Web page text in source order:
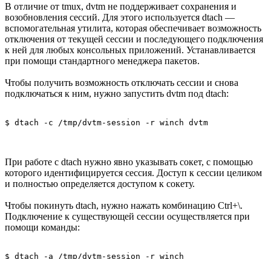
В отличие от tmux, dvtm не поддерживает сохранения и
возобновления сессий. Для этого используется dtach —
вспомогательная утилита, которая обеспечивает возможность
отключения от текущей сессии и последующего подключения
к ней для любых консольных приложений. Устанавливается
при помощи стандартного менеджера пакетов.
Чтобы получить возможность отключать сессии и снова
подключаться к ним, нужно запустить dvtm под dtach:
$ dtach -c /tmp/dvtm-session -r winch dvtm
При работе с dtach нужно явно указывать сокет, с помощью
которого идентифицируется сессия. Доступ к сессии целиком
и полностью определяется доступом к сокету.
Чтобы покинуть dtach, нужно нажать комбинацию Ctrl+\.
Подключение к существующей сессии осуществляется при
помощи команды:
$ dtach -a /tmp/dvtm-session -r winch